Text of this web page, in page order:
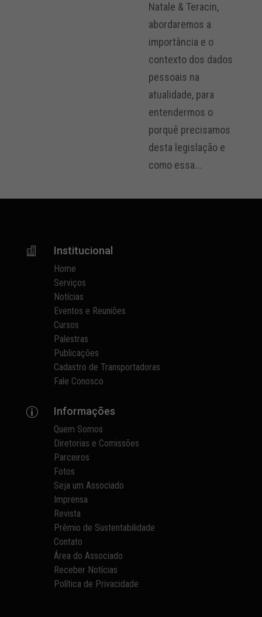
Natale & Teracin,
abordaremos a
importância e o
contexto dos dados
pessoais na
atualidade, para
entendermos o
porquê precisamos
desta legislação e
como essa...
 Institucional
Home
Serviços
Notícias
Eventos e Reuniões
Cursos
Palestras
Publicações
Cadastro de Transportadoras
Fale Conosco
p Informações
Quem Somos
Diretorias e Comissões
Parceiros
Fotos
Seja um Associado
Imprensa
Revista
Prêmio de Sustentabilidade
Contato
Área do Associado
Receber Notícias
Política de Privacidade